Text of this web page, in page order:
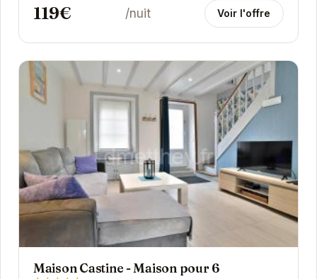
119€ /nuit Voir l'offre
Maison Castine - Maison pour 6